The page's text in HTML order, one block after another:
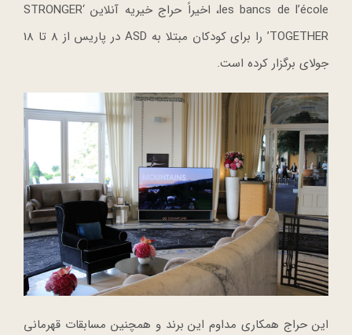
les bancs de l’école، اخیراً حراج خیریه آنلاین ‘STRONGER
TOGETHER’ را برای کودکان مبتلا به ASD در پاریس از 8 تا 18
جولای برگزار کرده است.
این حراج همکاری مداوم این برند و همچنین مسابقات قهرمانی